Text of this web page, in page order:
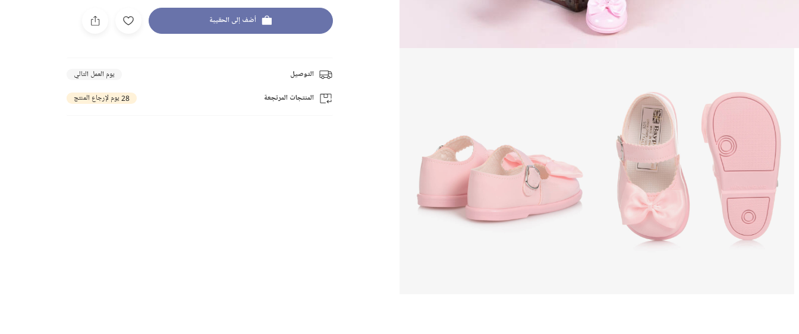
أضف إلى الحقيبة
التوصيل يوم العمل التالي
المنتجات المرتجعة 28 يوم لإرجاع المنتج